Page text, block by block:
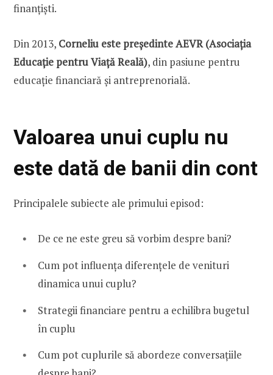
finanțiști.
Din 2013, Corneliu este președinte AEVR (Asociația
Educație pentru Viață Reală), din pasiune pentru
educație financiară și antreprenorială.
Valoarea unui cuplu nu
este dată de banii din cont
Principalele subiecte ale primului episod:
De ce ne este greu să vorbim despre bani?
Cum pot influența diferențele de venituri
dinamica unui cuplu?
Strategii financiare pentru a echilibra bugetul
în cuplu
Cum pot cuplurile să abordeze conversațiile